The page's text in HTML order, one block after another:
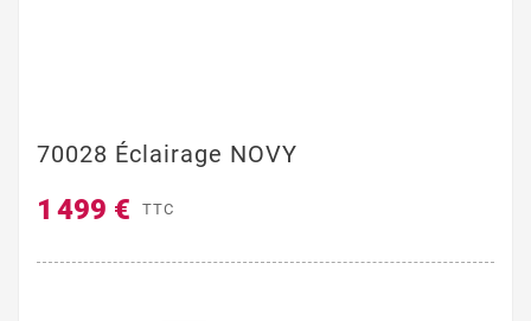
70028 Éclairage NOVY
1 499 € TTC